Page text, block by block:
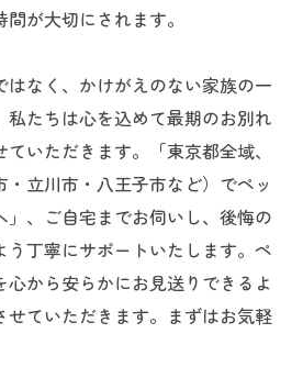
が大切にされます。
はなく、かけがえのない家族の一
私たちは心を込めて最期のお別れ
いただきます。「東京都全域、
立川市・八王子市など）でペッ
」、ご自宅までお伺いし、後悔の
う丁寧にサポートいたします。ペ
心から安らかにお見送りできるよ
せていただきます。まずはお気軽